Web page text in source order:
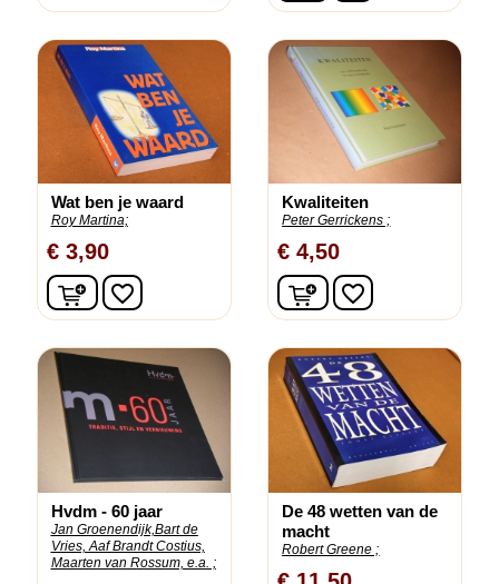
Wat ben je waard
Roy Martina;
€ 3,90
In winkelwagen
favorite_border
Kwaliteiten
Peter Gerrickens ;
€ 4,50
In winkelwagen
favorite_border
Hvdm - 60 jaar
Jan Groenendijk,Bart de
Vries, Aaf Brandt Costius,
Maarten van Rossum, e.a. ;
De 48 wetten van de
macht
Robert Greene ;